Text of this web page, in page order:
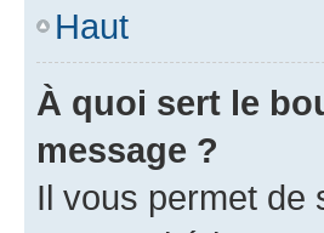
Haut
À quoi sert le
message ?
Il vous permet de